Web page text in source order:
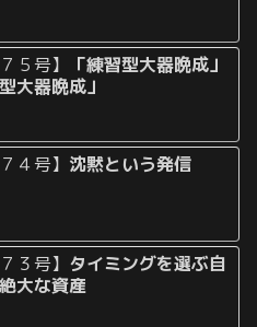
５号】
「練習型大器晩成」
大器晩成」
４号】 沈黙という発信
３号】 タイミングを選ぶ自
大な資産